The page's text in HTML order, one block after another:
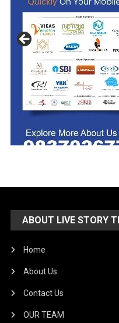
ABOUT LIVE STORY
Home
About Us
Contact Us
OUR TEAM